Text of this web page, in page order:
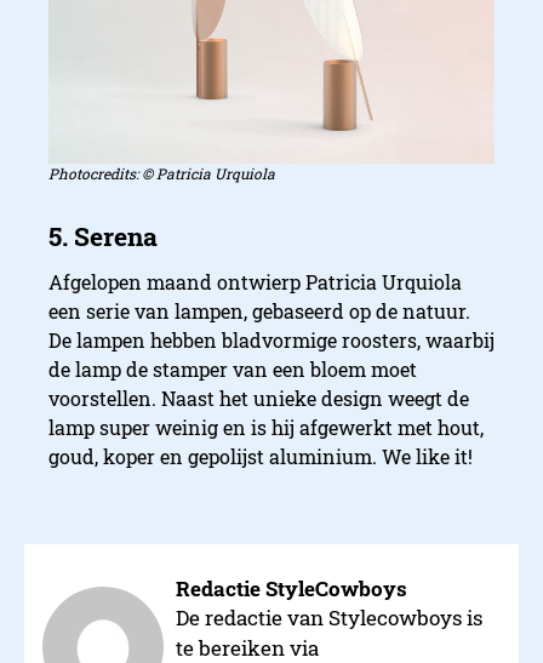
Photocredits: © Patricia Urquiola
Afgelopen maand ontwierp Patricia Urquiola
een serie van lampen, gebaseerd op de natuur.
De lampen hebben bladvormige roosters, waarbij
de lamp de stamper van een bloem moet
voorstellen. Naast het unieke design weegt de
lamp super weinig en is hij afgewerkt met hout,
goud, koper en gepolijst aluminium. We like it!
Redactie StyleCowboys
De redactie van Stylecowboys is
te bereiken via